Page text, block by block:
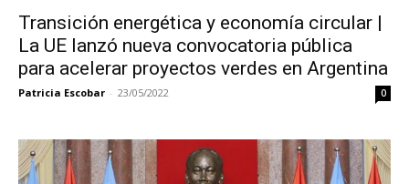
Transición energética y economía circular |
La UE lanzó nueva convocatoria pública
para acelerar proyectos verdes en Argentina
Patricia Escobar - 23/05/2022 0